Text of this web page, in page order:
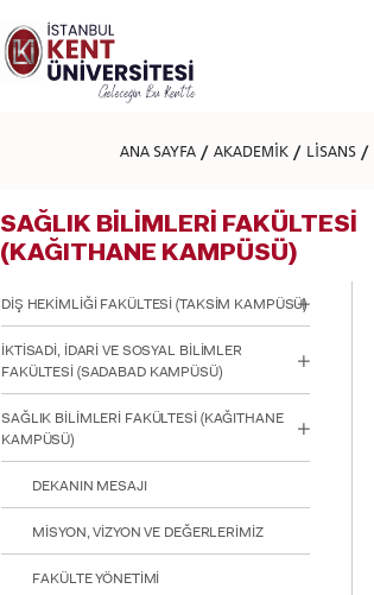
dikkat:
Bu
web
sitesini,
ekran
okuyucu
görme
engellilere
göre
ayarlamak
için
Control-
F11'e
basın;
Erişilebilirlik
açmak
ANA SAYFA AKADEMİK LİSANS
SAĞLIK BİLİMLERİ FAKÜLTESİ
(KAĞITHANE KAMPÜSÜ)
DİŞ HEKİMLİĞİ FAKÜLTESİ (TAKSİM KAMPÜSÜ)
İKTİSADİ, İDARİ VE SOSYAL BİLİMLER
FAKÜLTESİ (SADABAD KAMPÜSÜ)
SAĞLIK BİLİMLERİ FAKÜLTESİ (KAĞITHANE
KAMPÜSÜ)
DEKANIN MESAJI
MİSYON, VİZYON VE DEĞERLERİMİZ
FAKÜLTE YÖNETİMİ